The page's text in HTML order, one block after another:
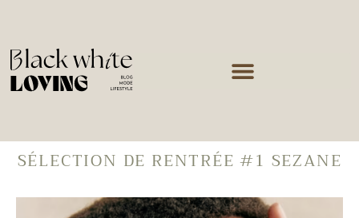
SÉLECTION DE RENTRÉE #1 SEZANE